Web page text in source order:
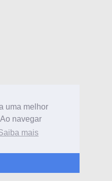
uma melhor
navegar
mais